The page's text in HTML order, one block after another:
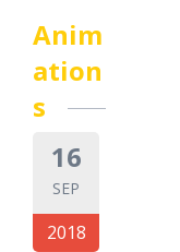
Anim
ation
s
16
SEP
2018